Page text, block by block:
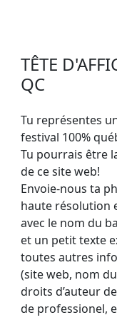
TÊTE
QC
Tu représentes
festival 100%
Tu pourrais être
de ce site web!
Envoie-nous ta
haute résolution
avec le nom du
et un petit texte
toutes autres
(site web, nom
droits d’auteur
de professionel,